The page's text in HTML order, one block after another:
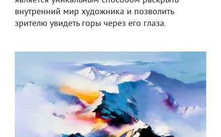
внутренний мир художника и позволить
зрителю увидеть горы через его глаза.